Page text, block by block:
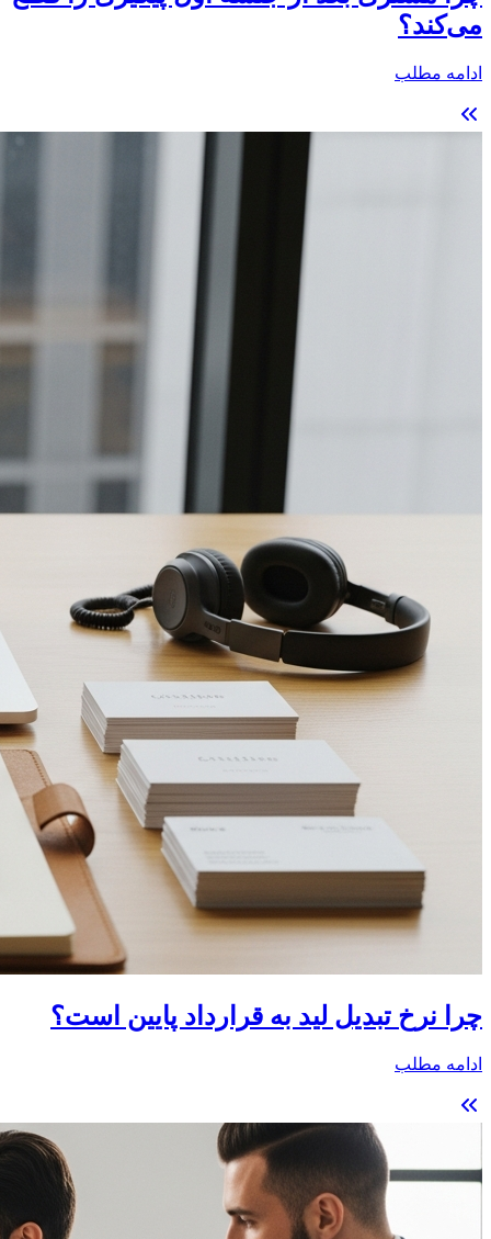
می‌کند؟
ادامه مطلب
چرا نرخ تبدیل لید به قرارداد پایین است؟
ادامه مطلب